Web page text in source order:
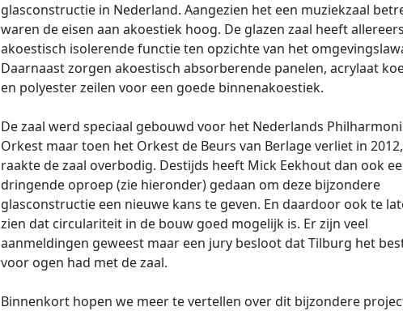
glasconstructie in Nederland. Aangezien het een muziekzaal
waren de eisen aan akoestiek hoog. De glazen zaal heeft
akoestisch isolerende functie ten opzichte van het
Daarnaast zorgen akoestisch absorberende panelen, acrylaat
en polyester zeilen voor een goede binnenakoestiek.
De zaal werd speciaal gebouwd voor het Nederlands
Orkest maar toen het Orkest de Beurs van Berlage verliet in 2012,
raakte de zaal overbodig. Destijds heeft Mick Eekhout dan ook
dringende oproep (zie hieronder) gedaan om deze bijzondere
glasconstructie een nieuwe kans te geven. En daardoor ook te
zien dat circulariteit in de bouw goed mogelijk is. Er zijn veel
aanmeldingen geweest maar een jury besloot dat Tilburg het
voor ogen had met de zaal.
Binnenkort hopen we meer te vertellen over dit bijzondere